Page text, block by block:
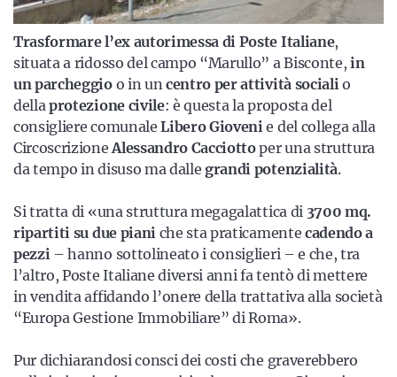
Trasformare l’ex autorimessa di Poste Italiane,
situata a ridosso del campo “Marullo” a Bisconte, in
un parcheggioo in uncentro per attività socialio
dellaprotezione civile: è questa la proposta del
consigliere comunaleLibero Giovenie del collega alla
CircoscrizioneAlessandro Cacciottoper una struttura
da tempo in disuso ma dallegrandi potenzialità.
Si tratta di «una struttura megagalattica di 3700 mq.
ripartiti su due pianiche sta praticamente cadendo a
pezzi– hanno sottolineato i consiglieri – e che, tra
l’altro, Poste Italiane diversi anni fa tentò di mettere
in vendita affidando l’onere della trattativa alla società
“Europa Gestione Immobiliare” di Roma».
Pur dichiarandosi consci dei costi che graverebbero